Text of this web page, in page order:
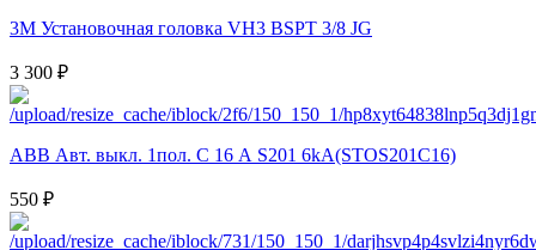
3M Установочная головка VH3 BSPT 3/8 JG
3 300 ₽
ABB Авт. выкл. 1пол. С 16 А S201 6kA(STOS201C16)
550 ₽